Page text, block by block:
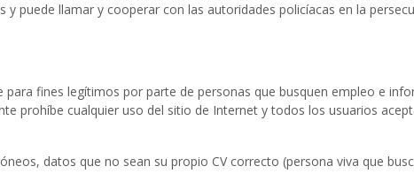
y puede llamar y cooperar con las autoridades policíacas en la
fines legítimos por parte de personas que busquen empleo e
prohíbe cualquier uso del sitio de Internet y todos los usuarios
datos que no sean su propio CV correcto (persona viva que